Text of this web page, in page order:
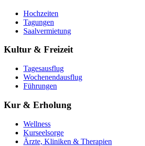
Hochzeiten
Tagungen
Saalvermietung
Kultur & Freizeit
Tagesausflug
Wochenendausflug
Führungen
Kur & Erholung
Wellness
Kurseelsorge
Ärzte, Kliniken & Therapien